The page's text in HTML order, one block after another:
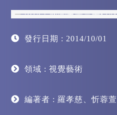
發行日期 : 2014/10/01
領域 : 視覺藝術
編著者 : 羅孝慈、忻蓉萱